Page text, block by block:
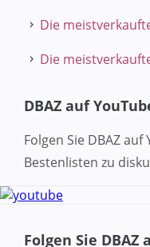
Die
Die
DBAZ auf
Folgen Sie DBAZ
Bestenlisten zu
Folgen Sie DBAZ